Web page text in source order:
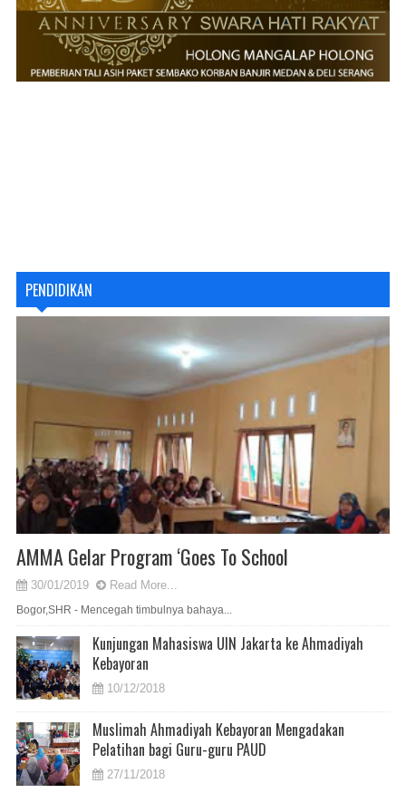
PENDIDIKAN
AMMA Gelar Program ‘Goes To School
30/01/2019 Read More...
Bogor,SHR - Mencegah timbulnya bahaya...
Kunjungan Mahasiswa UIN Jakarta ke Ahmadiyah
Kebayoran
10/12/2018
Muslimah Ahmadiyah Kebayoran Mengadakan
Pelatihan bagi Guru-guru PAUD
27/11/2018